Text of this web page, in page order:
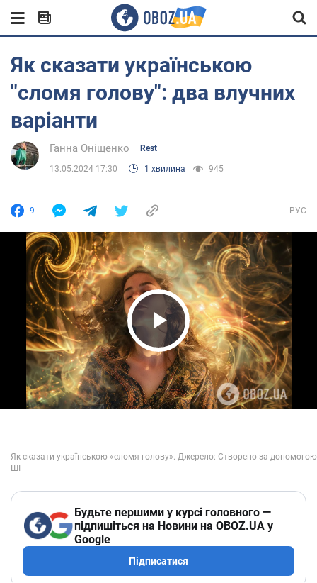
Як сказати українською
"сломя голову": два влучних
варіанти
Ганна Оніщенко Rest
13.05.2024 17:30 1 хвилина 945
9 РУС
Play Video
Будьте першими у курсі головного —
підпишіться на Новини на OBOZ.UA у
Google
Підписатися